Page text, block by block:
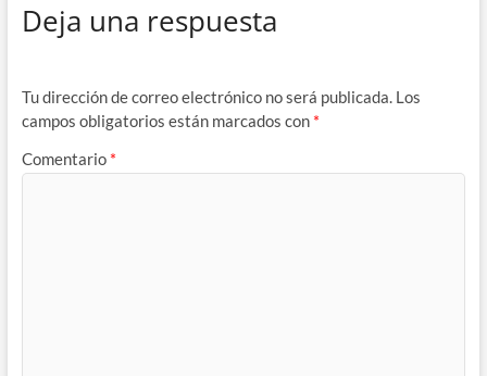
Deja una respuesta
Tu dirección de correo electrónico no será publicada. Los
campos obligatorios están marcados con *
Comentario *